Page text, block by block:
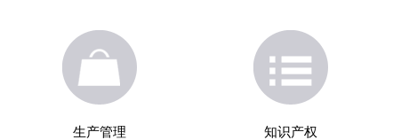
生产管理 知识产权